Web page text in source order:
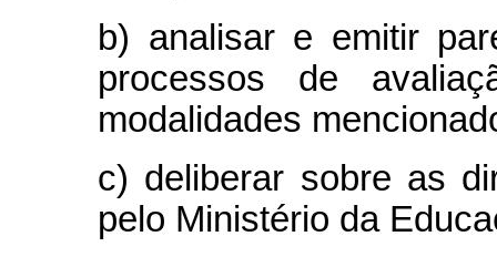
b) analisar e emitir
processos de
modalidades
c) deliberar sobre as
pelo Ministério da